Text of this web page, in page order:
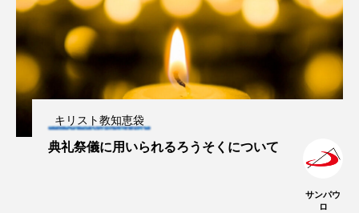
キリスト教知恵袋
典礼祭儀に用いられるろうそくについて
サンパウ
ロ